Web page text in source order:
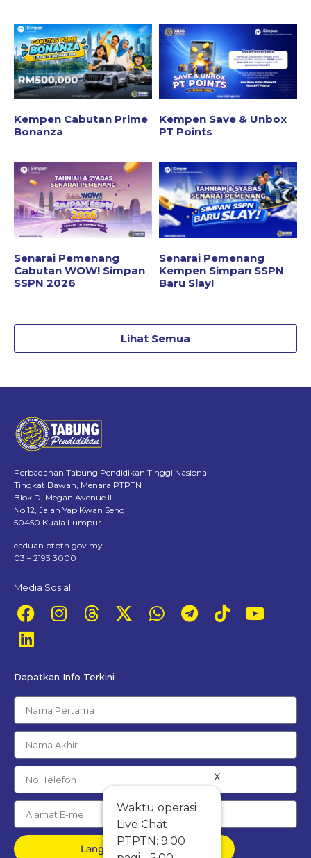
x
Waktu operasi
Live Chat
PTPTN: 9.00
Kempen Cabutan Prime
Bonanza
Kempen Save & Unbox
PT Points
Senarai Pemenang
Cabutan WOW! Simpan
SSPN 2026
Senarai Pemenang
Kempen Simpan SSPN
Baru Slay!
Lihat Semua
Perbadanan Tabung Pendidikan Tinggi Nasional
Tingkat Bawah, Menara PTPTN
Blok D, Megan Avenue II
No.12, Jalan Yap Kwan Seng
50450 Kuala Lumpur
eaduan.ptptn.gov.my
03 – 2193 3000
Media Sosial
Dapatkan Info Terkini
Langgan Percuma